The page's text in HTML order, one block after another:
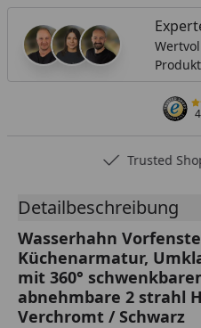
Trusted
Detailbeschreibung
Wasserhahn
Küchenarmatur,
mit 360°
abnehmbare 2 strahl
Verchromt / Schwarz